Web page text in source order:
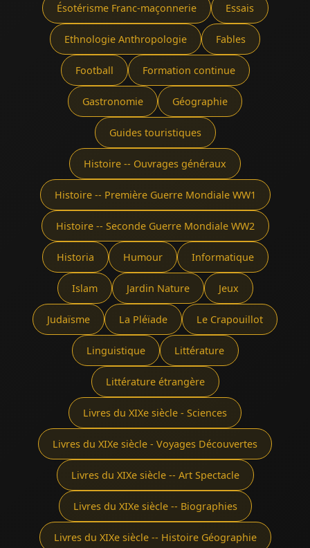
Ésotérisme Franc-maçonnerie Essais
Ethnologie Anthropologie Fables
Football Formation continue
Gastronomie Géographie
Guides touristiques
Histoire -- Ouvrages généraux
Histoire -- Première Guerre Mondiale WW1
Histoire -- Seconde Guerre Mondiale WW2
Historia Humour Informatique
Islam Jardin Nature Jeux
Judaïsme La Pléïade Le Crapouillot
Linguistique Littérature
Littérature étrangère
Livres du XIXe siècle - Sciences
Livres du XIXe siècle - Voyages Découvertes
Livres du XIXe siècle -- Art Spectacle
Livres du XIXe siècle -- Biographies
Livres du XIXe siècle -- Histoire Géographie